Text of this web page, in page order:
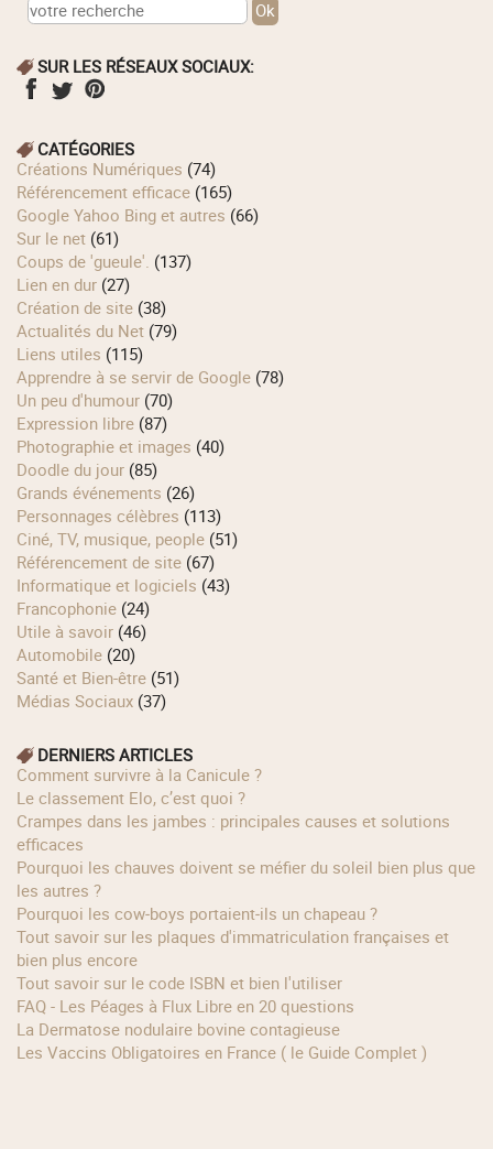
SUR LES RÉSEAUX SOCIAUX:
CATÉGORIES
Créations Numériques (74)
Référencement efficace (165)
Google Yahoo Bing et autres (66)
Sur le net (61)
Coups de 'gueule'. (137)
Lien en dur (27)
Création de site (38)
Actualités du Net (79)
Liens utiles (115)
Apprendre à se servir de Google (78)
Un peu d'humour (70)
Expression libre (87)
Photographie et images (40)
Doodle du jour (85)
Grands événements (26)
Personnages célèbres (113)
Ciné, TV, musique, people (51)
Référencement de site (67)
Informatique et logiciels (43)
Francophonie (24)
Utile à savoir (46)
Automobile (20)
Santé et Bien-être (51)
Médias Sociaux (37)
DERNIERS ARTICLES
Comment survivre à la Canicule ?
Le classement Elo, c’est quoi ?
Crampes dans les jambes : principales causes et solutions
efficaces
Pourquoi les chauves doivent se méfier du soleil bien plus que
les autres ?
Pourquoi les cow‑boys portaient‑ils un chapeau ?
Tout savoir sur les plaques d'immatriculation françaises et
bien plus encore
Tout savoir sur le code ISBN et bien l'utiliser
FAQ - Les Péages à Flux Libre en 20 questions
La Dermatose nodulaire bovine contagieuse
Les Vaccins Obligatoires en France ( le Guide Complet )